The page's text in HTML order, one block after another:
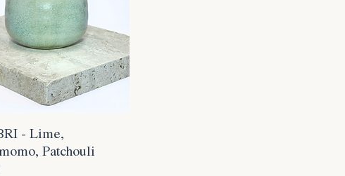
- Lime,
Patchouli